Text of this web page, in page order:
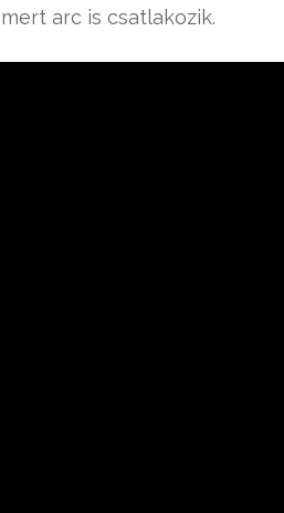
arc is csatlakozik.